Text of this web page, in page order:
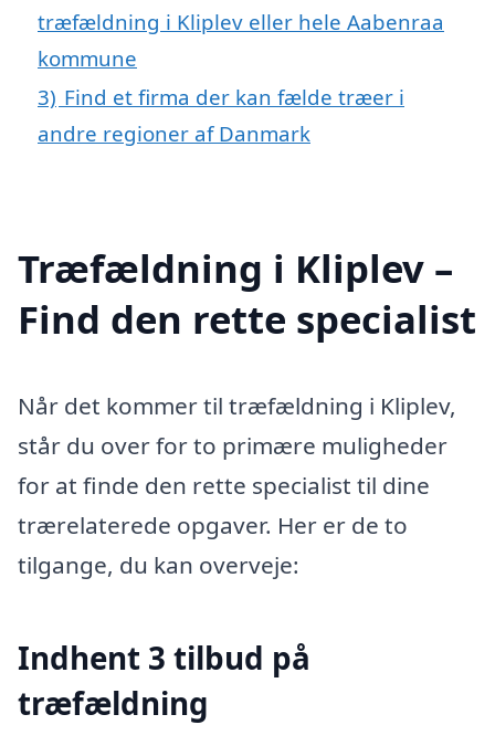
træfældning i Kliplev eller hele Aabenraa
kommune
3) Find et firma der kan fælde træer i
andre regioner af Danmark
Træfældning i Kliplev –
Find den rette specialist
Når det kommer til træfældning i Kliplev,
står du over for to primære muligheder
for at finde den rette specialist til dine
trærelaterede opgaver. Her er de to
tilgange, du kan overveje:
Indhent 3 tilbud på
træfældning